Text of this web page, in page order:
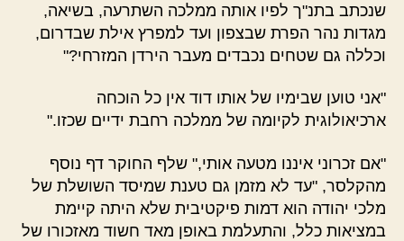
שנכתב בתנ"ך לפיו אותה ממלכה השתרעה, בשיאה,
מגדות נהר הפרת שבצפון ועד למפרץ אילת שבדרום,
וכללה גם שטחים נכבדים מעבר הירדן המזרחי?"
"אני טוען שבימיו של אותו דוד אין כל הוכחה
ארכיאולוגית לקיומה של ממלכה רחבת ידיים שכזו."
"אם זכרוני איננו מטעה אותי," שלף החוקר דף נוסף
מהקלסר, "עד לא מזמן גם טענת שמיסד השושלת של
מלכי יהודה הוא דמות פיקטיבית שלא היתה קיימת
במציאות כלל, והתעלמת באופן מאד חשוד מאזכורו של